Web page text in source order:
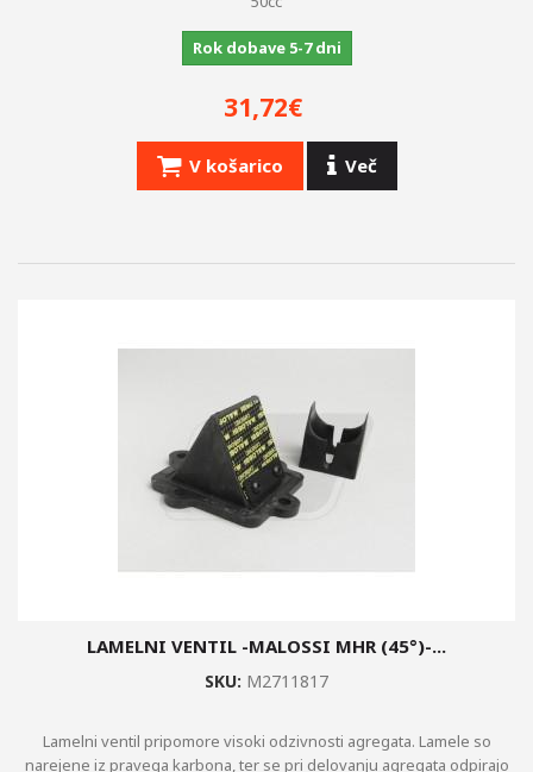
Rok dobave 5-7 dni
31,72€
V košarico Več
LAMELNI VENTIL -MALOSSI MHR (45°)-...
SKU: M2711817
Lamelni ventil pripomore visoki odzivnosti agregata. Lamele so
narejene iz pravega karbona, ter se pri delovanju agregata odpirajo